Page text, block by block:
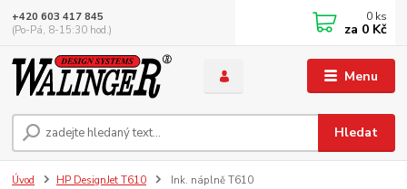
Menu
Hledat
+420 603 417 845
(Po-Pá, 8-15:30 hod.)
0 ks
za 0 Kč
Úvod HP DesignJet T610 Ink. náplně T610